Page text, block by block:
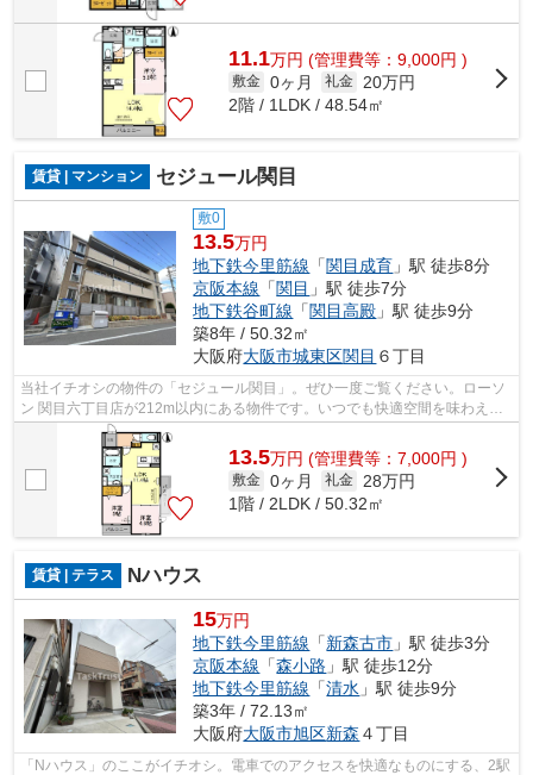
11.1万円 (管理費等：9,000円 )
敷金 0ヶ月 礼金
20万円
2階 / 1LDK / 48.54㎡
賃貸 | マンション セジュール関目
敷0
13.5万円
地下鉄今里筋線 「関目成育 」駅 徒歩8分
京阪本線 「関目 」駅 徒歩7分
地下鉄谷町線 「関目高殿 」駅 徒歩9分
築8年 / 50.32㎡
大阪府大阪市城東区関目 ６丁目
当社イチオシの物件の「セジュール関目」。ぜひ一度ご覧ください。ローソ
ン 関目六丁目店が212m以内にある物件です。いつでも快適空間を味わえる
通風良好な気持ちよい物件。徒歩8分に...
13.5万円 (管理費等：7,000円 )
敷金 0ヶ月 礼金
28万円
1階 / 2LDK / 50.32㎡
賃貸 | テラス Nハウス
15万円
地下鉄今里筋線 「新森古市 」駅 徒歩3分
京阪本線 「森小路 」駅 徒歩12分
地下鉄今里筋線 「清水 」駅 徒歩9分
築3年 / 72.13㎡
大阪府大阪市旭区新森 ４丁目
「Nハウス」のここがイチオシ。電車でのアクセスを快適なものにする、2駅